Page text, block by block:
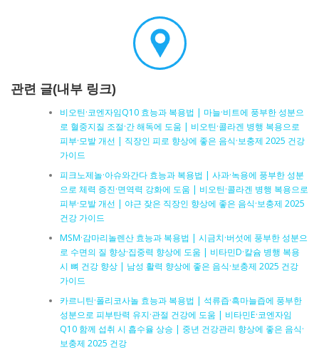
관련 글(내부 링크)
비오틴·코엔자임Q10 효능과 복용법 | 마늘·비트에 풍부한 성분으
로 혈중지질 조절·간 해독에 도움 | 비오틴·콜라겐 병행 복용으로
피부·모발 개선 | 직장인 피로 향상에 좋은 음식·보충제 2025 건강
가이드
피크노제놀·아슈와간다 효능과 복용법 | 사과·녹용에 풍부한 성분
으로 체력 증진·면역력 강화에 도움 | 비오틴·콜라겐 병행 복용으로
피부·모발 개선 | 야근 잦은 직장인 향상에 좋은 음식·보충제 2025
건강 가이드
MSM·감마리놀렌산 효능과 복용법 | 시금치·버섯에 풍부한 성분으
로 수면의 질 향상·집중력 향상에 도움 | 비타민D·칼슘 병행 복용
시 뼈 건강 향상 | 남성 활력 향상에 좋은 음식·보충제 2025 건강
가이드
카르니틴·폴리코사놀 효능과 복용법 | 석류즙·흑마늘즙에 풍부한
성분으로 피부탄력 유지·관절 건강에 도움 | 비타민E·코엔자임
Q10 함께 섭취 시 흡수율 상승 | 중년 건강관리 향상에 좋은 음식·
보충제 2025 건강